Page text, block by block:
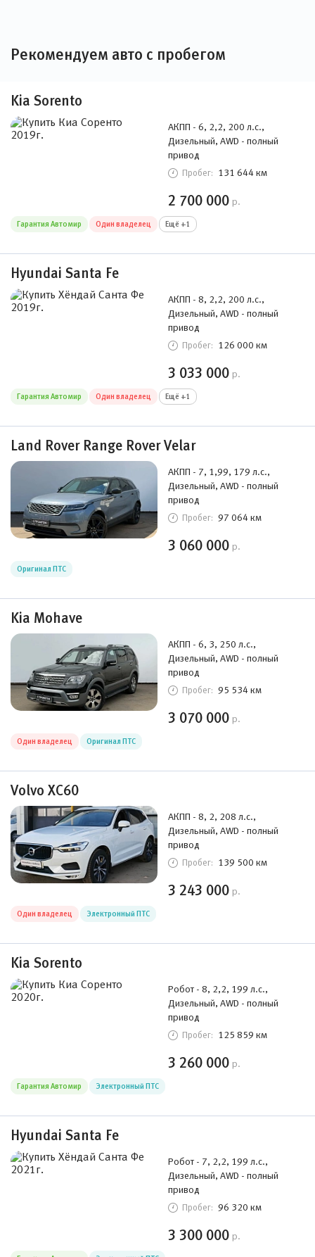
Рекомендуем авто с пробегом
Kia Sorento
АКПП - 6, 2,2, 200 л.с.,
Дизельный, AWD - полный
привод
Пробег: 131 644 км
2 700 000 р.
Гарантия Автомир Один владелец Ещё +1
Hyundai Santa Fe
АКПП - 8, 2,2, 200 л.с.,
Дизельный, AWD - полный
привод
Пробег: 126 000 км
3 033 000 р.
Гарантия Автомир Один владелец Ещё +1
Land Rover Range Rover Velar
АКПП - 7, 1,99, 179 л.с.,
Дизельный, AWD - полный
привод
Пробег: 97 064 км
3 060 000 р.
Оригинал ПТС
Kia Mohave
АКПП - 6, 3, 250 л.с.,
Дизельный, AWD - полный
привод
Пробег: 95 534 км
3 070 000 р.
Один владелец Оригинал ПТС
Volvo XC60
АКПП - 8, 2, 208 л.с.,
Дизельный, AWD - полный
привод
Пробег: 139 500 км
3 243 000 р.
Один владелец Электронный ПТС
Kia Sorento
Робот - 8, 2,2, 199 л.с.,
Дизельный, AWD - полный
привод
Пробег: 125 859 км
3 260 000 р.
Гарантия Автомир Электронный ПТС
Hyundai Santa Fe
Робот - 7, 2,2, 199 л.с.,
Дизельный, AWD - полный
привод
Пробег: 96 320 км
3 300 000 р.